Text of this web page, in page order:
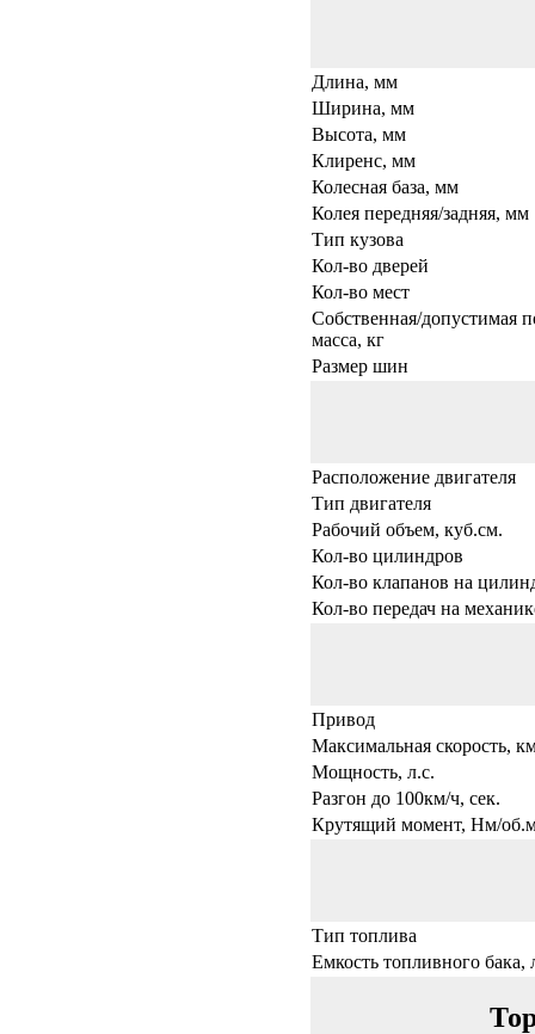
Длина, мм
Ширина, мм
Высота, мм
Клиренс, мм
Колесная база, мм
Колея передняя/задняя, мм
Тип кузова
Кол-во дверей
Кол-во мест
Собственная/допустимая
масса, кг
Размер шин
Расположение двигателя
Тип двигателя
Рабочий объем, куб.см.
Кол-во цилиндров
Кол-во клапанов на
Кол-во передач на
Привод
Максимальная скорость,
Мощность, л.с.
Разгон до 100км/ч, сек.
Крутящий момент, Нм/
Тип топлива
Емкость топливного бака,